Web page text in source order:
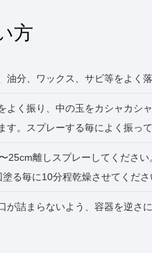
方
分、ワックス、サビ等をよく
く振り、中の玉をカシャカシ
す。スプレーする毎によく振って
25cm離しスプレーしてくださ
る毎に10分程乾燥させてくださ
詰まらないよう、容器を逆さ